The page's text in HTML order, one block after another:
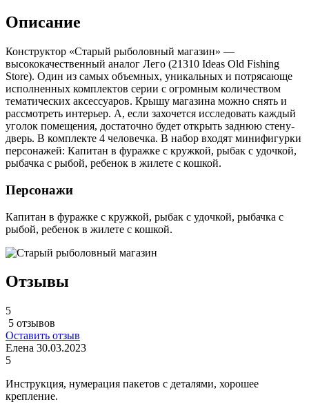
Описание
Конструктор «Старый рыболовный магазин» —
высококачественный аналог Лего (21310 Ideas Old Fishing
Store). Один из самых объемных, уникальных и потрясающе
исполненных комплектов серии с огромным количеством
тематических аксессуаров. Крышу магазина можно снять и
рассмотреть интерьер. А, если захочется исследовать каждый
уголок помещения, достаточно будет открыть заднюю стену-
дверь. В комплекте 4 человечка. В набор входят минифигурки
персонажей: Капитан в фуражке с кружкой, рыбак с удочкой,
рыбачка с рыбой, ребенок в жилете с кошкой.
Персонажи
Капитан в фуражке с кружкой, рыбак с удочкой, рыбачка с
рыбой, ребенок в жилете с кошкой.
Отзывы
5
5 отзывов
Оставить отзыв
Елена 30.03.2023
5
Инструкция, нумерация пакетов с деталями, хорошее
крепление.